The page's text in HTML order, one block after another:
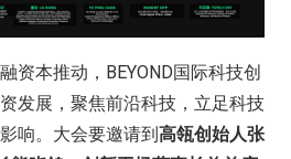
资本推动，BEYOND国际科技创
发展，聚焦前沿科技，立足科技
响。大会要邀请到高瓴创始人张